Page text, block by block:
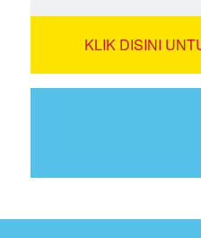
KLIK DISINI